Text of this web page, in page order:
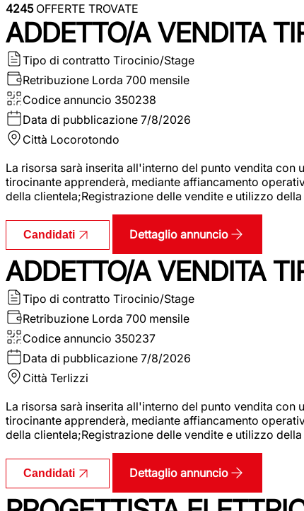
4245OFFERTE TROVATE
ADDETTO/A VENDITA
Tipo di contratto Tirocinio/Stage
Retribuzione Lorda 700 mensile
Codice annuncio 350238
Data di pubblicazione 7/8/2026
Città Locorotondo
La risorsa sarà inserita all'interno del punto vendita
tirocinante apprenderà, mediante affiancamento
della clientela;Registrazione delle vendite e utilizzo
Candidati Dettaglio annuncio
ADDETTO/A VENDITA
Tipo di contratto Tirocinio/Stage
Retribuzione Lorda 700 mensile
Codice annuncio 350237
Data di pubblicazione 7/8/2026
Città Terlizzi
La risorsa sarà inserita all'interno del punto vendita
tirocinante apprenderà, mediante affiancamento
della clientela;Registrazione delle vendite e utilizzo
Candidati Dettaglio annuncio